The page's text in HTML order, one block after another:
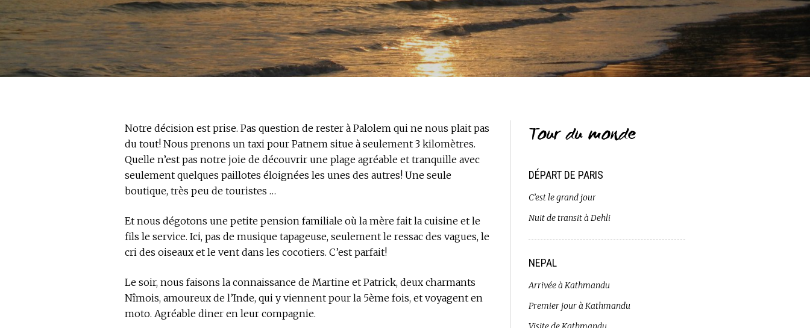
Notre décision est prise. Pas question de rester à Palolem qui ne nous plait pas
du tout! Nous prenons un taxi pour Patnem situe à seulement 3 kilomètres.
Quelle n’est pas notre joie de découvrir une plage agréable et tranquille avec
seulement quelques paillotes éloignées les unes des autres! Une seule
boutique, très peu de touristes …
Et nous dégotons une petite pension familiale où la mère fait la cuisine et le
fils le service. Ici, pas de musique tapageuse, seulement le ressac des vagues, le
cri des oiseaux et le vent dans les cocotiers. C’est parfait!
Le soir, nous faisons la connaissance de Martine et Patrick, deux charmants
Nîmois, amoureux de l’Inde, qui y viennent pour la 5ème fois, et voyagent en
moto. Agréable diner en leur compagnie.
Tour du monde
DÉPART DE PARIS
C’est le grand jour
Nuit de transit à Dehli
NEPAL
Arrivée à Kathmandu
Premier jour à Kathmandu